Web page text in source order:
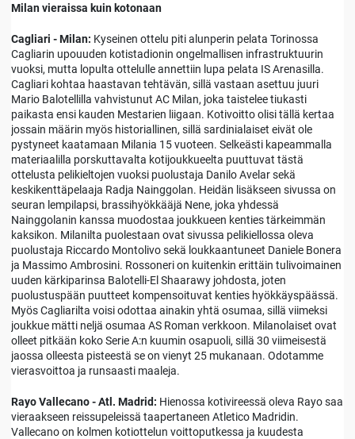
Milan vieraissa kuin kotonaan
Cagliari - Milan: Kyseinen ottelu piti alunperin pelata Torinossa
Cagliarin upouuden kotistadionin ongelmallisen infrastruktuurin
vuoksi, mutta lopulta ottelulle annettiin lupa pelata IS Arenasilla.
Cagliari kohtaa haastavan tehtävän, sillä vastaan asettuu juuri
Mario Balotellilla vahvistunut AC Milan, joka taistelee tiukasti
paikasta ensi kauden Mestarien liigaan. Kotivoitto olisi tällä kertaa
jossain määrin myös historiallinen, sillä sardinialaiset eivät ole
pystyneet kaatamaan Milania 15 vuoteen. Selkeästi kapeammalla
materiaalilla porskuttavalta kotijoukkueelta puuttuvat tästä
ottelusta pelikieltojen vuoksi puolustaja Danilo Avelar sekä
keskikenttäpelaaja Radja Nainggolan. Heidän lisäkseen sivussa on
seuran lempilapsi, brassihyökkääjä Nene, joka yhdessä
Nainggolanin kanssa muodostaa joukkueen kenties tärkeimmän
kaksikon. Milanilta puolestaan ovat sivussa pelikiellossa oleva
puolustaja Riccardo Montolivo sekä loukkaantuneet Daniele Bonera
ja Massimo Ambrosini. Rossoneri on kuitenkin erittäin tulivoimainen
uuden kärkiparinsa Balotelli-El Shaarawy johdosta, joten
puolustuspään puutteet kompensoituvat kenties hyökkäyspäässä.
Myös Cagliarilta voisi odottaa ainakin yhtä osumaa, sillä viimeksi
joukkue mätti neljä osumaa AS Roman verkkoon. Milanolaiset ovat
olleet pitkään koko Serie A:n kuumin osapuoli, sillä 30 viimeisestä
jaossa olleesta pisteestä se on vienyt 25 mukanaan. Odotamme
vierasvoittoa ja runsaasti maaleja.
Rayo Vallecano - Atl. Madrid: Hienossa kotivireessä oleva Rayo saa
vieraakseen reissupeleissä taapertaneen Atletico Madridin.
Vallecano on kolmen kotiottelun voittoputkessa ja kuudesta